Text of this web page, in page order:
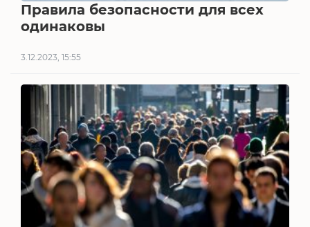
Правила безопасности для всех
одинаковы
3.12.2023, 15:55